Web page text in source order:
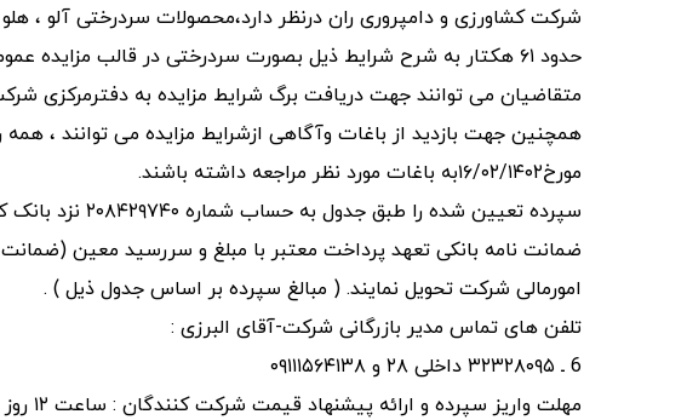
شرکت کشاورزی و دامپروری ران درنظر دارد،محصولات سردرختی آلو ،
حدود ۶۱ هکتار به شرح شرایط ذیل بصورت سردرختی در قالب مزایده عمومی بفروش برساند .
متقاضیان می توانند جهت دریافت برگ شرایط مزایده به دفترمرکزی
مورخ۱۶/۰۲/۱۴۰۲به باغات مورد نظر مراجعه داشته باشند.
امورمالی شرکت تحویل نمایند. ( مبالغ سپرده بر اساس جدول ذیل ) .
تلفن های تماس مدیر بازرگانی شرکت-آقای البرزی :
6 ـ ۳۲۳۲۸۰۹۵ داخلی ۲۸ و ۰۹۱۱۱۵۶۴۱۳۸
مهلت واریز سپرده و ارائه پیشنهاد قیمت شرکت کنندگان : ساعت ۱۲ روز یکشنبه مورخ ۱۴۰۲/۰۲/۱۷